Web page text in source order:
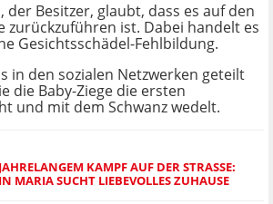
der Besitzer, glaubt, dass es auf den
zurückzuführen ist. Dabei handelt es
Gesichtsschädel-Fehlbildung.
in den sozialen Netzwerken geteilt
die Baby-Ziege die ersten
und mit dem Schwanz wedelt.
KAMPF AUF DER STRASSE: H
SUCHT LIEBEVOLLES ZUHAUSE